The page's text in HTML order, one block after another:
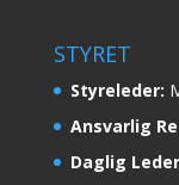
STYRET
Styreleder:
Ansvarlig
Daglig